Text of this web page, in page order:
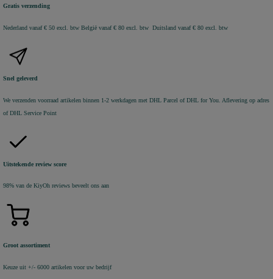
Gratis verzending
Nederland vanaf € 50 excl. btwBelgië vanaf € 80 excl. btw Duitsland vanaf € 80 excl. btw
Snel geleverd
We verzenden voorraad artikelen binnen 1-2 werkdagen met DHL Parcel of DHL for You. Aflevering op adres
of DHL Service Point
Uitstekende review score
98% van de KiyOh reviews beveelt ons aan
Groot assortiment
Keuze uit +/- 6000 artikelen voor uw bedrijf